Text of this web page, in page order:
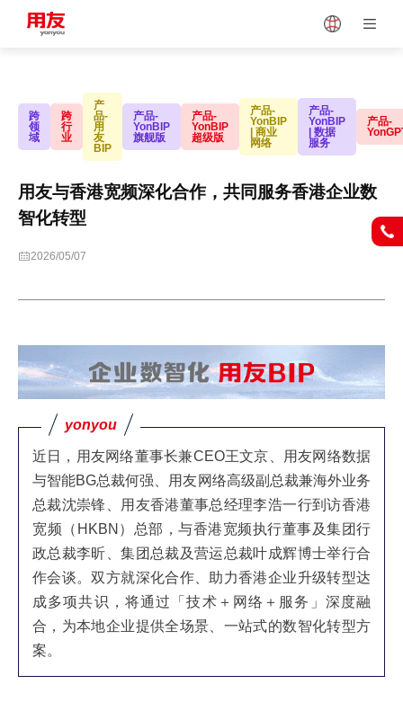
Singapore Malaysia
Indonesia
Hungary Mexico
Taiwan Global
跨
领
域
跨
行
业
产
品-
用
友
BIP
产品-
YonBIP
旗舰版
产品-
YonBIP
超级版
产品-
YonBIP
| 商业
网络
产品-
YonBIP
| 数据
服务
产品-
用友与香港宽频深化合作，共同服务香港企业数
智化转型
2026/05/07
yonyou
近日，用友网络董事长兼CEO王文京、用友网络数据
与智能BG总裁何强、用友网络高级副总裁兼海外业务
总裁沈崇锋、用友香港董事总经理李浩一行到访香港
宽频（HKBN）总部，与香港宽频执行董事及集团行
政总裁李昕、集团总裁及营运总裁叶成辉博士举行合
作会谈。双方就深化合作、助力香港企业升级转型达
成多项共识，将通过「技术＋网络＋服务」深度融
合，为本地企业提供全场景、一站式的数智化转型方
案。